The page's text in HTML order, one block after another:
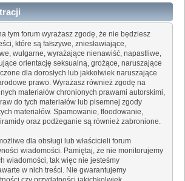
tym forum wyrażasz zgodę, że nie będziesz
które są fałszywe, zniesławiające,
wulgarne, wyrażające nienawiść, napastliwe,
orientację seksualną, grożące, naruszające
dla dorosłych lub jakkolwiek naruszające
prawo. Wyrażasz również zgodę na
materiałów chronionych prawami autorskimi,
do tych materiałów lub pisemnej zgody
materiałów. Spamowanie, floodowanie,
oraz podżeganie są również zabronione.
dla obsługi lub właścicieli forum
wiadomości. Pamiętaj, że nie monitorujemy
wiadomości, tak więc nie jesteśmy
w nich treści. Nie gwarantujemy